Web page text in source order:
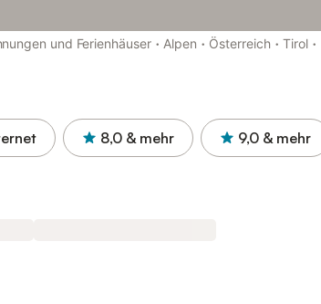
und Ferienhäuser · Alpen · Österreich · Tirol ·
8,0 & mehr 9,0 & mehr